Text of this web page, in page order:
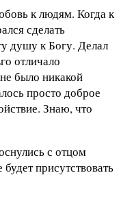
к людям. Когда к
сделать
душу к Богу. Делал
отличало
было никакой
просто доброе
Знаю, что
с отцом
присутствовать